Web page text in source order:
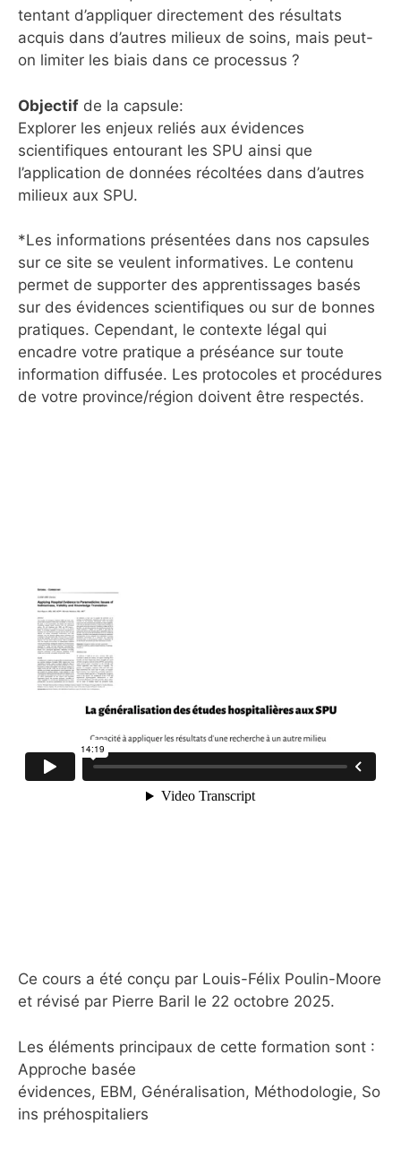
tentant d’appliquer directement des résultats
acquis dans d’autres milieux de soins, mais peut-
on limiter les biais dans ce processus ?
Objectif de la capsule:
Explorer les enjeux reliés aux évidences
scientifiques entourant les SPU ainsi que
l’application de données récoltées dans d’autres
milieux aux SPU.
*Les informations présentées dans nos capsules
sur ce site se veulent informatives. Le contenu
permet de supporter des apprentissages basés
sur des évidences scientifiques ou sur de bonnes
pratiques. Cependant, le contexte légal qui
encadre votre pratique a préséance sur toute
information diffusée. Les protocoles et procédures
de votre province/région doivent être respectés.
Ce cours a été conçu par Louis-Félix Poulin-Moore
et révisé par Pierre Baril le 22 octobre 2025.
Les éléments principaux de cette formation sont :
Approche basée
évidences, EBM, Généralisation, Méthodologie, So
ins préhospitaliers